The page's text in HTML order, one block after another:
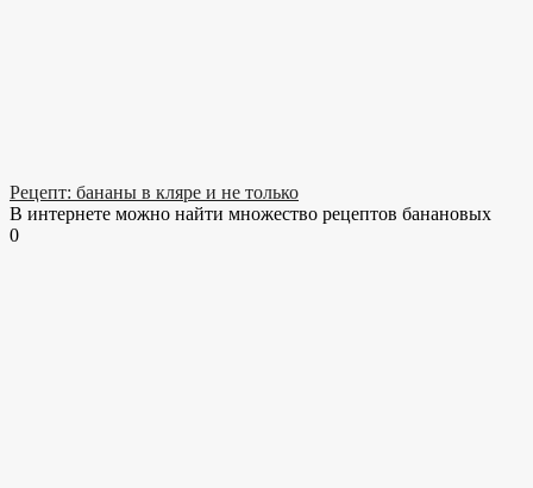
Рецепт: бананы в кляре и не только
В интернете можно найти множество рецептов банановых
0